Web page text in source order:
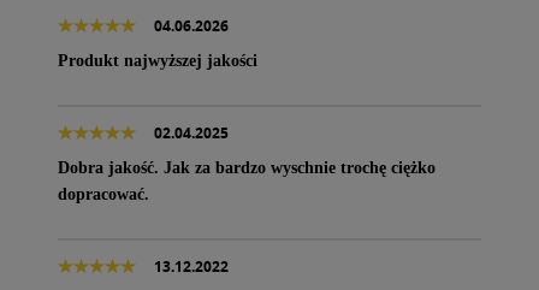
04.06.2026
Produkt najwyższej jakości
02.04.2025
Dobra jakość. Jak za bardzo wyschnie trochę ciężko
dopracować.
13.12.2022